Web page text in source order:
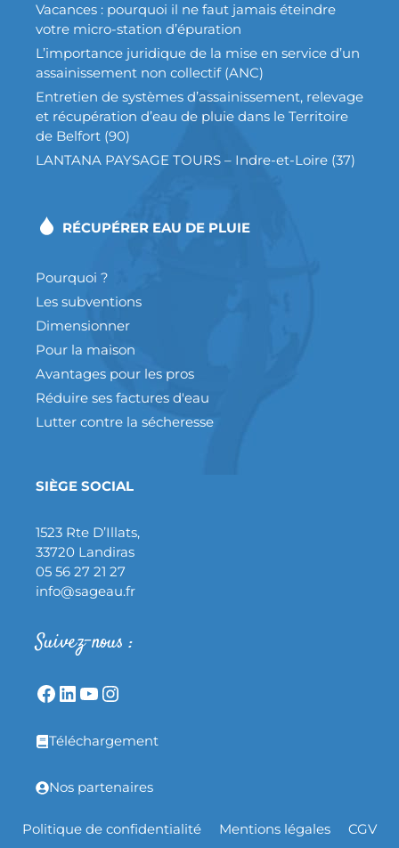
Vacances : pourquoi il ne faut jamais éteindre
votre micro-station d’épuration
L’importance juridique de la mise en service d’un
assainissement non collectif (ANC)
Entretien de systèmes d’assainissement, relevage
et récupération d’eau de pluie dans le Territoire
de Belfort (90)
LANTANA PAYSAGE TOURS – Indre-et-Loire (37)
RÉCUPÉRER EAU DE PLUIE
Pourquoi ?
Les subventions
Dimensionner
Pour la maison
Avantages pour les pros
Réduire ses factures d'eau
Lutter contre la sécheresse
SIÈGE SOCIAL
1523 Rte D’Illats,
33720 Landiras
05 56 27 21 27
info@sageau.fr
Suivez-nous :
Téléchargement
Nos partenaires
Politique de confidentialité Mentions légales
CGV